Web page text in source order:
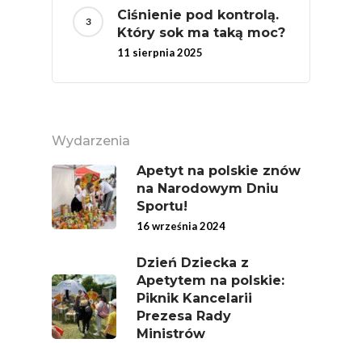
Ciśnienie pod kontrolą.
Który sok ma taką moc?
11 sierpnia 2025
Wydarzenia
Apetyt na polskie znów
na Narodowym Dniu
Sportu!
16 września 2024
Dzień Dziecka z
Apetytem na polskie:
Piknik Kancelarii
Prezesa Rady
Ministrów